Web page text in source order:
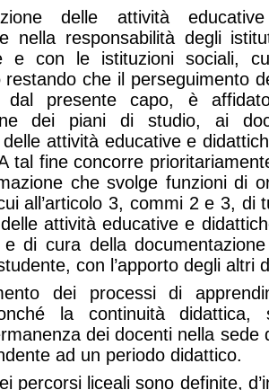
delle attività
e nella responsabilità degli
e con le istituzioni sociali,
che il perseguimento
dal presente capo, è
dei piani di studio, ai
attività educative e
tal fine concorre
che svolge funzioni di
all’articolo 3, commi 2 e 3, di
attività educative e
di cura della
con l’apporto degli altri
dei processi di
la continuità didattica,
dei docenti nella sede
ad un periodo didattico.
percorsi liceali sono definite,